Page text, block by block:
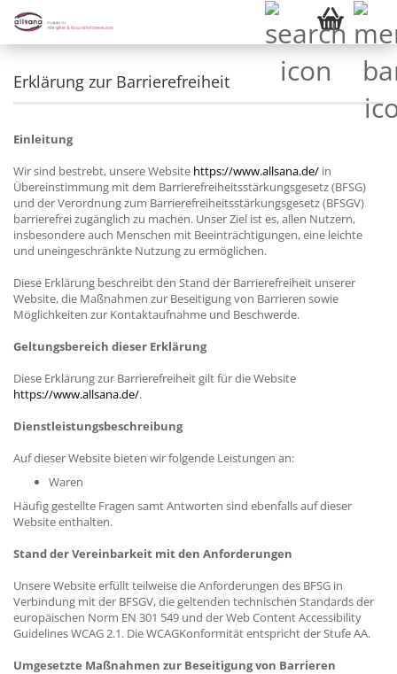
Erklärung zur Barrierefreiheit
Einleitung
Wir sind bestrebt, unsere Website https://www.allsana.de/ in
Übereinstimmung mit dem Barrierefreiheitsstärkungsgesetz (BFSG)
und der Verordnung zum Barrierefreiheitsstärkungsgesetz (BFSGV)
barrierefrei zugänglich zu machen. Unser Ziel ist es, allen Nutzern,
insbesondere auch Menschen mit Beeinträchtigungen, eine leichte
und uneingeschränkte Nutzung zu ermöglichen.
Diese Erklärung beschreibt den Stand der Barrierefreiheit unserer
Website, die Maßnahmen zur Beseitigung von Barrieren sowie
Möglichkeiten zur Kontaktaufnahme und Beschwerde.
Geltungsbereich dieser Erklärung
Diese Erklärung zur Barrierefreiheit gilt für die Website
https://www.allsana.de/.
Dienstleistungsbeschreibung
Auf dieser Website bieten wir folgende Leistungen an:
Waren
Häufig gestellte Fragen samt Antworten sind ebenfalls auf dieser
Website enthalten.
Stand der Vereinbarkeit mit den Anforderungen
Unsere Website erfüllt teilweise die Anforderungen des BFSG in
Verbindung mit der BFSGV, die geltenden technischen Standards der
europäischen Norm EN 301 549 und der Web Content Accessibility
Guidelines WCAG 2.1. Die WCAGKonformität entspricht der Stufe AA.
Umgesetzte Maßnahmen zur Beseitigung von Barrieren